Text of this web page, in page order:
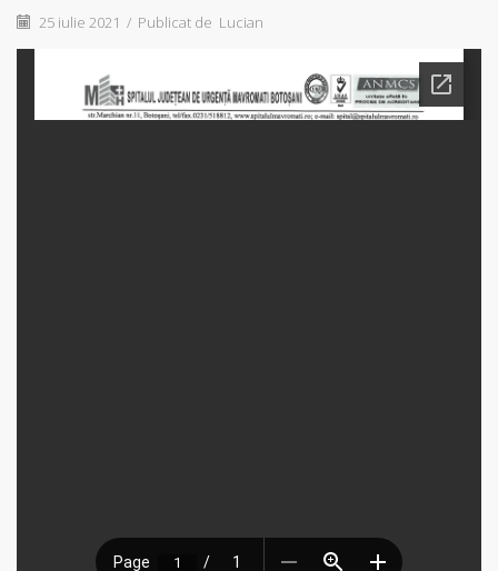
25 iulie 2021 / Publicat de Lucian